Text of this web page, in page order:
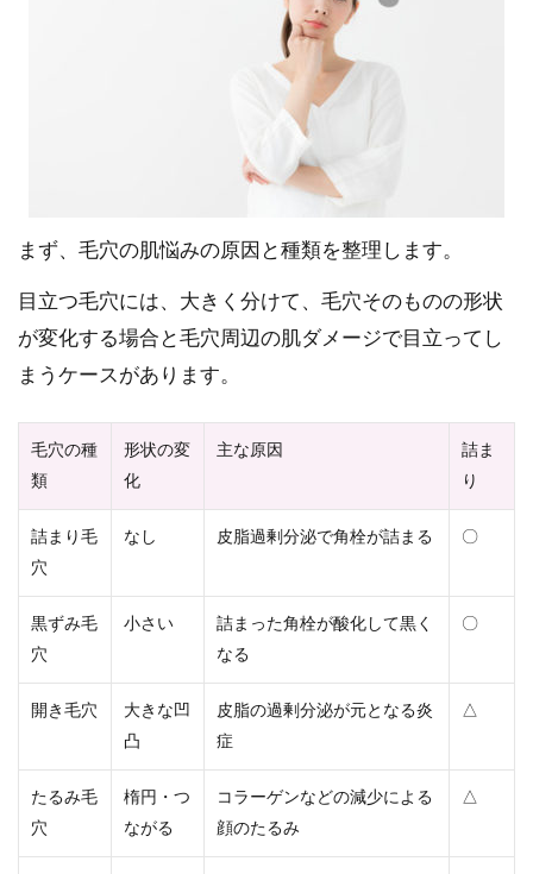
まず、毛穴の肌悩みの原因と種類を整理します。
目立つ毛穴には、大きく分けて、毛穴そのものの形状
が変化する場合と毛穴周辺の肌ダメージで目立ってし
まうケースがあります。
毛穴の種
類
形状の変
化
主な原因
詰ま
り
詰まり毛
穴
なし 皮脂過剰分泌で角栓が詰まる 〇
黒ずみ毛
穴
小さい
詰まった角栓が酸化して黒く
なる
〇
開き毛穴
大きな凹
凸
皮脂の過剰分泌が元となる炎
症
△
たるみ毛
穴
楕円・つ
ながる
コラーゲンなどの減少による
顔のたるみ
△